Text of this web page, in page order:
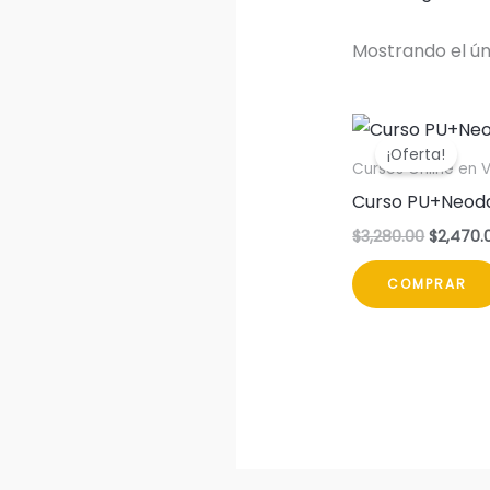
Mostrando el
¡Oferta!
Cursos Online en
Curso
$3,280.00
El
precio
original
era:
$
COMPRAR